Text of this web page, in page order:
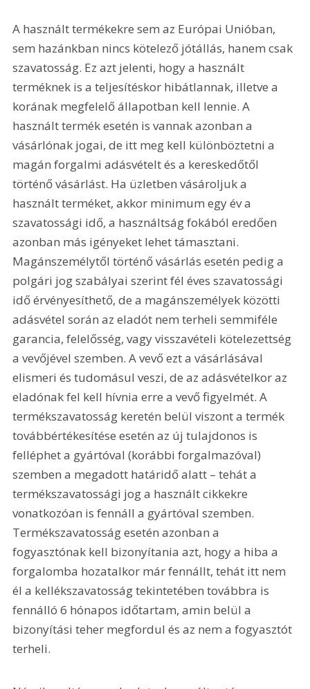
A használt termékekre sem az Európai Unióban,
sem hazánkban nincs kötelező jótállás, hanem csak
szavatosság. Ez azt jelenti, hogy a használt
terméknek is a teljesítéskor hibátlannak, illetve a
korának megfelelő állapotban kell lennie. A
használt termék esetén is vannak azonban a
vásárlónak jogai, de itt meg kell különböztetni a
magán forgalmi adásvételt és a kereskedőtől
történő vásárlást. Ha üzletben vásároljuk a
használt terméket, akkor minimum egy év a
szavatossági idő, a használtság fokából eredően
azonban más igényeket lehet támasztani.
Magánszemélytől történő vásárlás esetén pedig a
polgári jog szabályai szerint fél éves szavatossági
idő érvényesíthető, de a magánszemélyek közötti
adásvétel során az eladót nem terheli semmiféle
garancia, felelősség, vagy visszavételi kötelezettség
a vevőjével szemben. A vevő ezt a vásárlásával
elismeri és tudomásul veszi, de az adásvételkor az
eladónak fel kell hívnia erre a vevő figyelmét. A
termékszavatosság keretén belül viszont a termék
továbbértékesítése esetén az új tulajdonos is
felléphet a gyártóval (korábbi forgalmazóval)
szemben a megadott határidő alatt – tehát a
termékszavatossági jog a használt cikkekre
vonatkozóan is fennáll a gyártóval szemben.
Termékszavatosság esetén azonban a
fogyasztónak kell bizonyítania azt, hogy a hiba a
forgalomba hozatalkor már fennállt, tehát itt nem
él a kellékszavatosság tekintetében továbbra is
fennálló 6 hónapos időtartam, amin belül a
bizonyítási teher megfordul és az nem a fogyasztót
terheli.